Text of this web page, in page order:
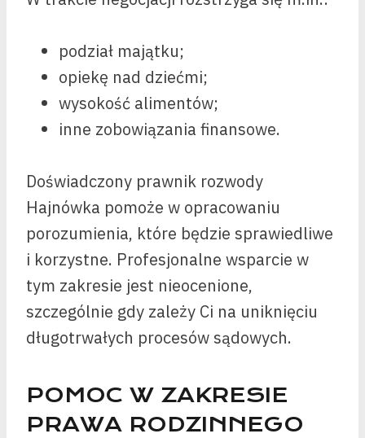
podział majątku;
opiekę nad dziećmi;
wysokość alimentów;
inne zobowiązania finansowe.
Doświadczony prawnik rozwody
Hajnówka pomoże w opracowaniu
porozumienia, które będzie sprawiedliwe
i korzystne. Profesjonalne wsparcie w
tym zakresie jest nieocenione,
szczególnie gdy zależy Ci na uniknięciu
długotrwałych procesów sądowych.
POMOC W ZAKRESIE
PRAWA RODZINNEGO